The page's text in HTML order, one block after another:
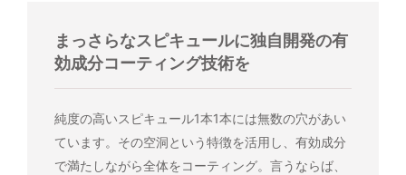
まっさらなスピキュールに独自開発の有
効成分コーティング技術を
純度の高いスピキュール1本1本には無数の穴があい
ています。その空洞という特徴を活用し、有効成分
で満たしながら全体をコーティング。言うならば、